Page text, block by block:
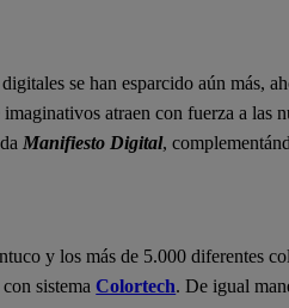
se han esparcido aún más,
atraen con fuerza a las
Manifiesto Digital,
y los más de 5.000 diferentes
con sistemaColortech. De igual